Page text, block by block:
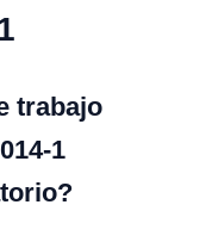
trabajo
1